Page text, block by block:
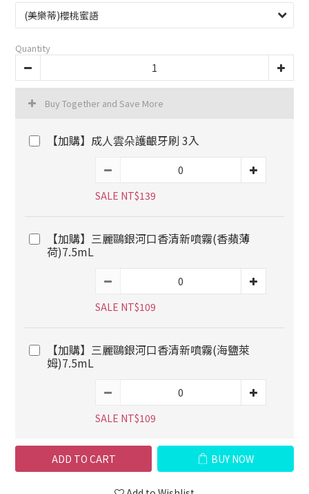
Quantity
Buy Together and Save More
【加購】成人雲朵護齦牙刷 3入
SALE NT$139
【加購】三麗鷗銀河口香清新噴霧(香蘋薄
荷)7.5mL
SALE NT$109
【加購】三麗鷗銀河口香清新噴霧(海鹽萊
姆)7.5mL
SALE NT$109
ADD TO CART BUY NOW